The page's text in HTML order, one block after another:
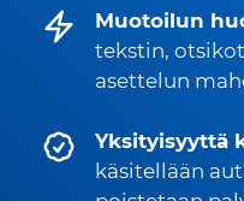
Muotoilun
tekstin,
asettelun
Yksityisyyttä
käsitellään